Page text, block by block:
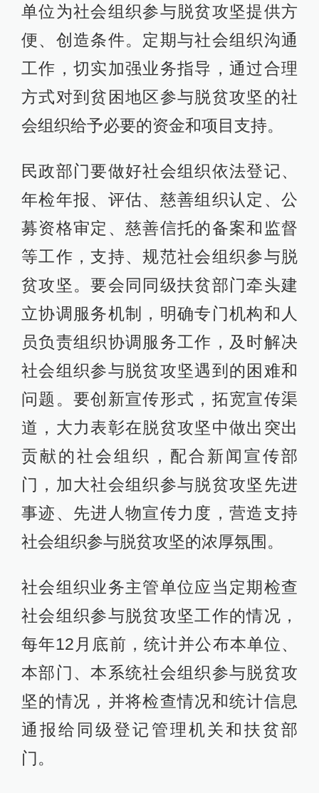
单位为社会组织参与脱贫攻坚提供方
便、创造条件。定期与社会组织沟通
工作，切实加强业务指导，通过合理
方式对到贫困地区参与脱贫攻坚的社
会组织给予必要的资金和项目支持。
民政部门要做好社会组织依法登记、
年检年报、评估、慈善组织认定、公
募资格审定、慈善信托的备案和监督
等工作，支持、规范社会组织参与脱
贫攻坚。要会同同级扶贫部门牵头建
立协调服务机制，明确专门机构和人
员负责组织协调服务工作，及时解决
社会组织参与脱贫攻坚遇到的困难和
问题。要创新宣传形式，拓宽宣传渠
道，大力表彰在脱贫攻坚中做出突出
贡献的社会组织，配合新闻宣传部
门，加大社会组织参与脱贫攻坚先进
事迹、先进人物宣传力度，营造支持
社会组织参与脱贫攻坚的浓厚氛围。
社会组织业务主管单位应当定期检查
社会组织参与脱贫攻坚工作的情况，
每年12月底前，统计并公布本单位、
本部门、本系统社会组织参与脱贫攻
坚的情况，并将检查情况和统计信息
通报给同级登记管理机关和扶贫部
门。